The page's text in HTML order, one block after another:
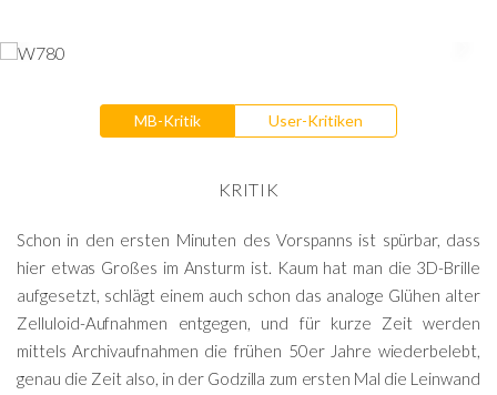
MB-Kritik User-Kritiken
KRITIK
Schon in den ersten Minuten des Vorspanns ist spürbar, dass
hier etwas Großes im Ansturm ist. Kaum hat man die 3D-Brille
aufgesetzt, schlägt einem auch schon das analoge Glühen alter
Zelluloid-Aufnahmen entgegen, und für kurze Zeit werden
mittels Archivaufnahmen die frühen 50er Jahre wiederbelebt,
genau die Zeit also, in der Godzilla zum ersten Mal die Leinwand